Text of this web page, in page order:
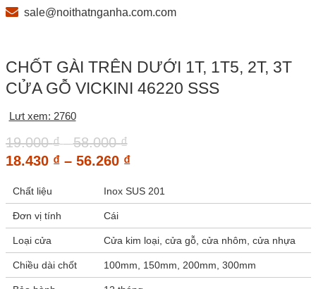
sale@noithatnganha.com.com
CHỐT GÀI TRÊN DƯỚI 1T, 1T5, 2T, 3T
CỬA GỖ VICKINI 46220 SSS
Lưt xem: 2760
19.000₫ – 58.000₫Khoảng
giá:
19.000 ₫
đến
18.430 ₫ – 56.260 ₫Khoảng
từ
đến
56.260 ₫
Chất liệu Inox SUS 201
Đơn vị tính Cái
Loại cửa Cửa kim loại, cửa gỗ, cửa nhôm, cửa nhựa
Chiều dài chốt 100mm, 150mm, 200mm, 300mm